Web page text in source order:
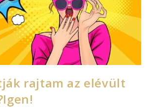
rajtam az elévült